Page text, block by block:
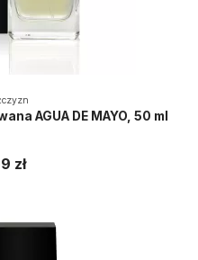
AGUA DE MAYO, 50 ml
zł